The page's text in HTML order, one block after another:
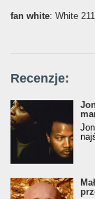
fan white: White
Recenzje: